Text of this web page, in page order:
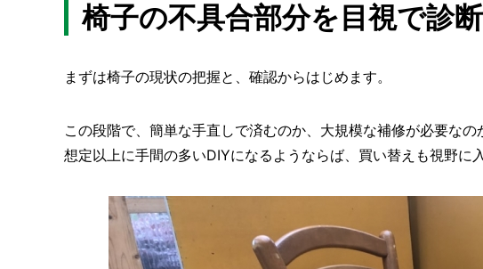
椅子の不具合部分を目視で診断
まずは椅子の現状の把握と、確認からはじめます。
この段階で、簡単な手直しで済むのか、大規模な補修が必要なの
想定以上に手間の多いDIYになるようならば、買い替えも視野に